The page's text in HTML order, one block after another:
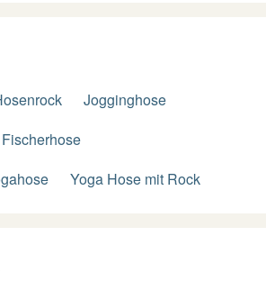
Jogginghose
Yoga Hose mit Rock